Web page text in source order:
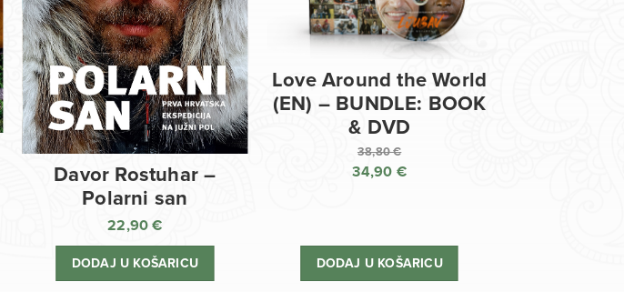
Davor Rostuhar –
Polarni san
22,90€
DODAJ U KOŠARICU
Love Around the World
(EN) – BUNDLE: BOOK
& DVD
38,80€
Izvorna
je:
38,80 €.
34,90 €
je:
34,90 €.
DODAJ U KOŠARICU